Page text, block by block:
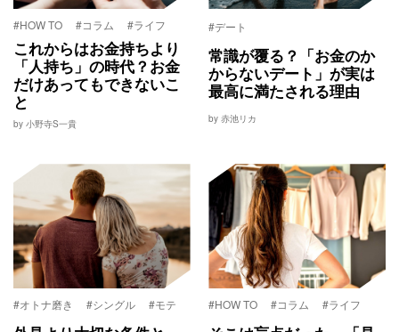
#HOW TO #コラム #ライフ
これからはお金持ちより
「人持ち」の時代？お金
だけあってもできないこ
と
by 小野寺S一貴
#デート
常識が覆る？「お金のか
からないデート」が実は
最高に満たされる理由
by 赤池リカ
#オトナ磨き #シングル #モテ #HOW TO #コラム #ライフ